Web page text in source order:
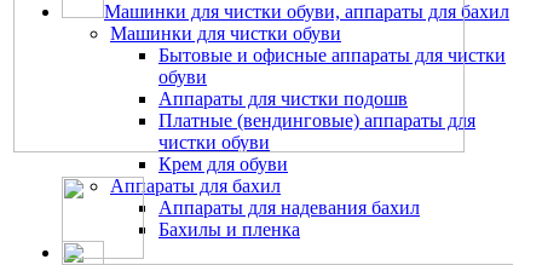
Машинки для чистки обуви, аппараты для бахил
Машинки для чистки обуви
Бытовые и офисные аппараты для чистки
обуви
Аппараты для чистки подошв
Платные (вендинговые) аппараты для
чистки обуви
Крем для обуви
Аппараты для бахил
Аппараты для надевания бахил
Бахилы и пленка